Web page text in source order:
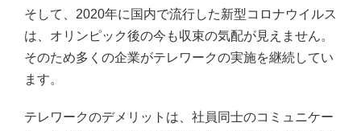
そして、2020年に国内で流行した新型コロナウイルス
は、オリンピック後の今も収束の気配が見えません。
そのため多くの企業がテレワークの実施を継続してい
ます。
テレワークのデメリットは、社員同士のコミュニケー